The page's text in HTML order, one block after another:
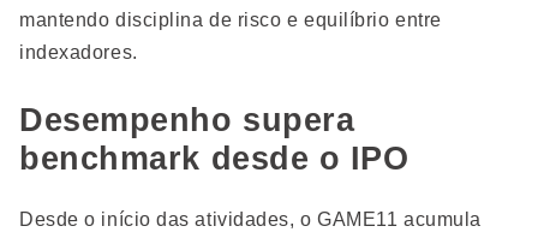
mantendo disciplina de risco e equilíbrio entre
indexadores.
Desempenho supera
benchmark desde o IPO
Desde o início das atividades, o GAME11 acumula